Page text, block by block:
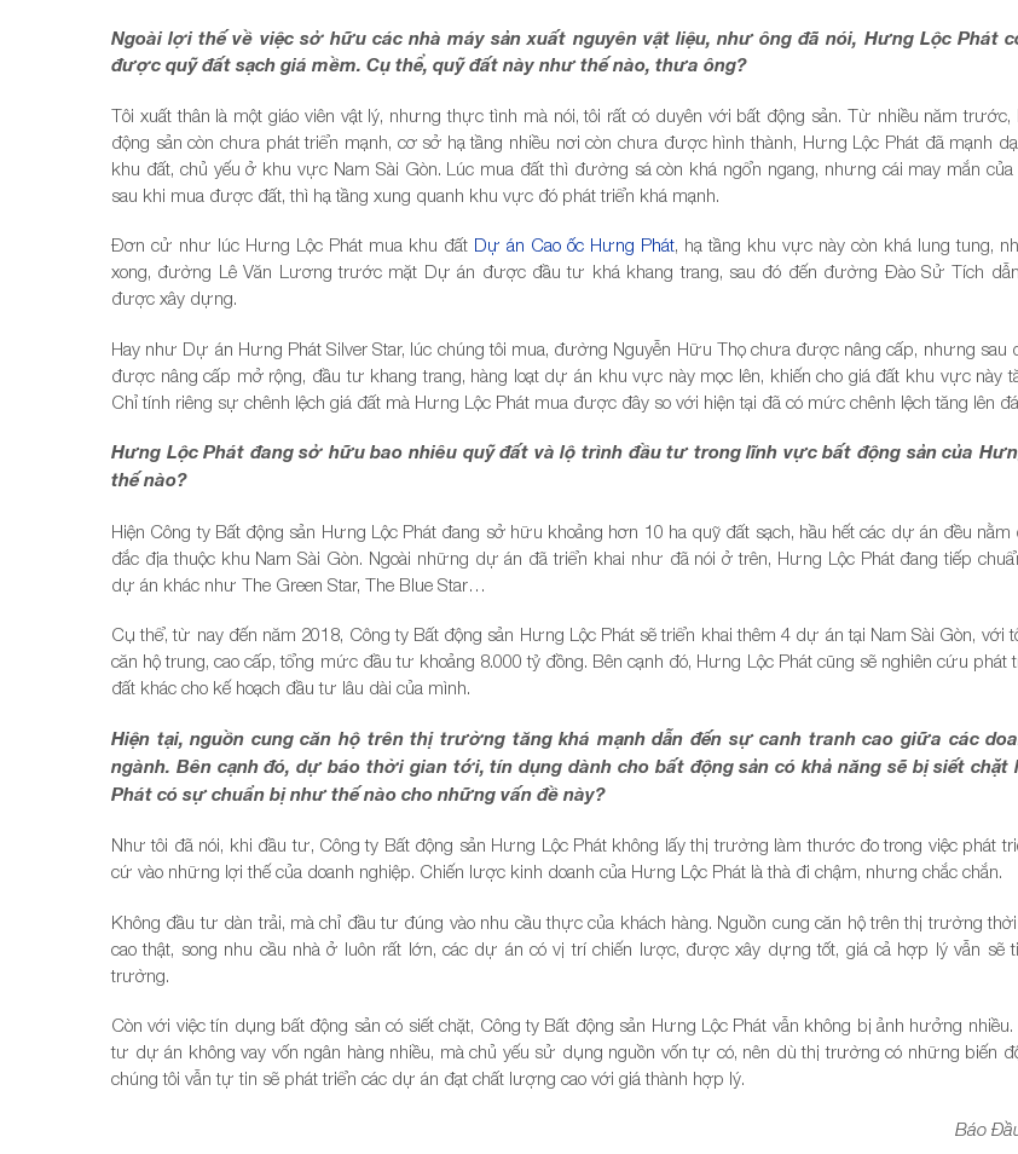
Ngoài lợi thế về việc sở hữu các nhà máy sản xuất nguyên vật liệu, như ông đã nói, Hưng Lộc Phát
được quỹ đất sạch giá mềm. Cụ thể, quỹ đất này như thế nào, thưa ông?
Tôi xuất thân là một giáo viên vật lý, nhưng thực tình mà nói, tôi rất có duyên với bất động sản. Từ nhiều năm
động sản còn chưa phát triển mạnh, cơ sở hạ tầng nhiều nơi còn chưa được hình thành, Hưng Lộc Phát đã mạnh
khu đất, chủ yếu ở khu vực Nam Sài Gòn. Lúc mua đất thì đường sá còn khá ngổn ngang, nhưng cái may mắn
sau khi mua được đất, thì hạ tầng xung quanh khu vực đó phát triển khá mạnh.
Đơn cử như lúc Hưng Lộc Phát mua khu đất Dự án Cao ốc Hưng Phát, hạ tầng khu vực này còn khá lung tung,
xong, đường Lê Văn Lương trước mặt Dự án được đầu tư khá khang trang, sau đó đến đường Đào Sử Tích
được xây dựng.
Hay như Dự án Hưng Phát Silver Star, lúc chúng tôi mua, đường Nguyễn Hữu Thọ chưa được nâng cấp, nhưng sau
được nâng cấp mở rộng, đầu tư khang trang, hàng loạt dự án khu vực này mọc lên, khiến cho giá đất khu vực này
Chỉ tính riêng sự chênh lệch giá đất mà Hưng Lộc Phát mua được đây so với hiện tại đã có mức chênh lệch tăng lên
Hưng Lộc Phát đang sở hữu bao nhiêu quỹ đất và lộ trình đầu tư trong lĩnh vực bất động sản của
thế nào?
Hiện Công ty Bất động sản Hưng Lộc Phát đang sở hữu khoảng hơn 10 ha quỹ đất sạch, hầu hết các dự án đều
đắc địa thuộc khu Nam Sài Gòn. Ngoài những dự án đã triển khai như đã nói ở trên, Hưng Lộc Phát đang tiếp
dự án khác như The Green Star, The Blue Star…
Cụ thể, từ nay đến năm 2018, Công ty Bất động sản Hưng Lộc Phát sẽ triển khai thêm 4 dự án tại Nam Sài Gòn, với
căn hộ trung, cao cấp, tổng mức đầu tư khoảng 8.000 tỷ đồng. Bên cạnh đó, Hưng Lộc Phát cũng sẽ nghiên cứu phát
đất khác cho kế hoạch đầu tư lâu dài của mình.
Hiện tại, nguồn cung căn hộ trên thị trường tăng khá mạnh dẫn đến sự canh tranh cao giữa các
ngành. Bên cạnh đó, dự báo thời gian tới, tín dụng dành cho bất động sản có khả năng sẽ bị siết
Phát có sự chuẩn bị như thế nào cho những vấn đề này?
Như tôi đã nói, khi đầu tư, Công ty Bất động sản Hưng Lộc Phát không lấy thị trường làm thước đo trong việc phát
cứ vào những lợi thế của doanh nghiệp. Chiến lược kinh doanh của Hưng Lộc Phát là thà đi chậm, nhưng chắc chắn.
Không đầu tư dàn trải, mà chỉ đầu tư đúng vào nhu cầu thực của khách hàng. Nguồn cung căn hộ trên thị trường
cao thật, song nhu cầu nhà ở luôn rất lớn, các dự án có vị trí chiến lược, được xây dựng tốt, giá cả hợp lý vẫn sẽ
trường.
Còn với việc tín dụng bất động sản có siết chặt, Công ty Bất động sản Hưng Lộc Phát vẫn không bị ảnh hưởng
tư dự án không vay vốn ngân hàng nhiều, mà chủ yếu sử dụng nguồn vốn tự có, nên dù thị trường có những biến
chúng tôi vẫn tự tin sẽ phát triển các dự án đạt chất lượng cao với giá thành hợp lý.
Báo